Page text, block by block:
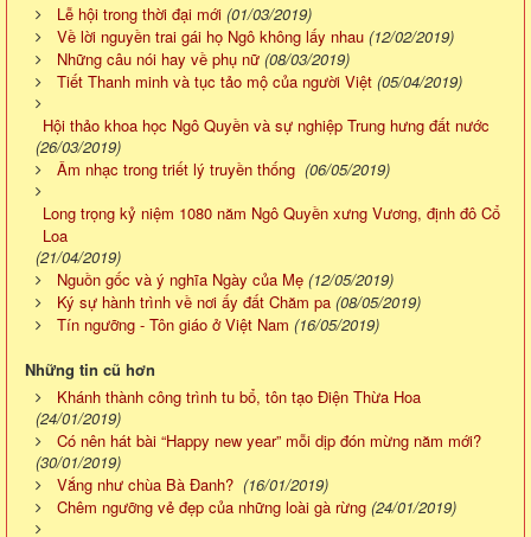
Lễ hội trong thời đại mới (01/03/2019)
Về lời nguyền trai gái họ Ngô không lấy nhau (12/02/2019)
Những câu nói hay về phụ nữ (08/03/2019)
Tiết Thanh minh và tục tảo mộ của người Việt (05/04/2019)
Hội thảo khoa học Ngô Quyền và sự nghiệp Trung hưng đất nước
(26/03/2019)
Âm nhạc trong triết lý truyền thống (06/05/2019)
Long trọng kỷ niệm 1080 năm Ngô Quyền xưng Vương, định đô Cổ
Loa
(21/04/2019)
Nguồn gốc và ý nghĩa Ngày của Mẹ (12/05/2019)
Ký sự hành trình về nơi ấy đất Chăm pa (08/05/2019)
Tín ngưỡng - Tôn giáo ở Việt Nam (16/05/2019)
Những tin cũ hơn
Khánh thành công trình tu bổ, tôn tạo Điện Thừa Hoa
(24/01/2019)
Có nên hát bài “Happy new year” mỗi dịp đón mừng năm mới?
(30/01/2019)
Vắng như chùa Bà Đanh? (16/01/2019)
Chêm ngưỡng vẻ đẹp của những loài gà rừng (24/01/2019)